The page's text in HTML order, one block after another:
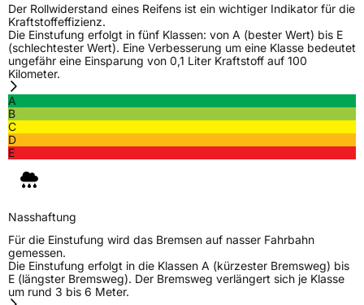
Der Rollwiderstand eines Reifens ist ein wichtiger Indikator für die
Kraftstoffeffizienz.
Die Einstufung erfolgt in fünf Klassen: von A (bester Wert) bis E
(schlechtester Wert). Eine Verbesserung um eine Klasse bedeutet
ungefähr eine Einsparung von 0,1 Liter Kraftstoff auf 100
Kilometer.
A
B
C
D
E
Nasshaftung
Für die Einstufung wird das Bremsen auf nasser Fahrbahn
gemessen.
Die Einstufung erfolgt in die Klassen A (kürzester Bremsweg) bis
E (längster Bremsweg). Der Bremsweg verlängert sich je Klasse
um rund 3 bis 6 Meter.